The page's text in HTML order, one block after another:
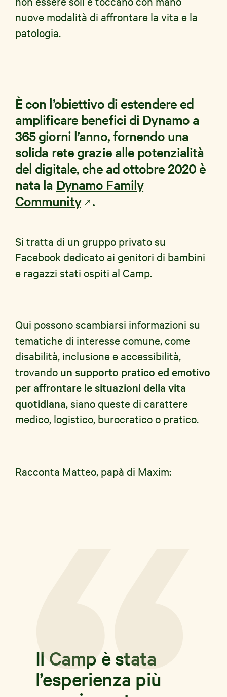
nuove modalità di affrontare la vita e la
patologia.
È con l’obiettivo di estendere ed
amplificare benefici di Dynamo a
365 giorni l’anno, fornendo una
solida rete grazie alle potenzialità
del digitale, che ad ottobre 2020 è
nata la Dynamo Family
Community
.
Si tratta di un gruppo privato su
Facebook dedicato ai genitori di bambini
e ragazzi stati ospiti al Camp.
Qui possono scambiarsi informazioni su
tematiche di interesse comune, come
disabilità, inclusione e accessibilità,
trovando un supporto pratico ed emotivo
per affrontare le situazioni della vita
quotidiana, siano queste di carattere
medico, logistico, burocratico o pratico.
Racconta Matteo, papà di Maxim:
Il Camp è stata
l’esperienza più